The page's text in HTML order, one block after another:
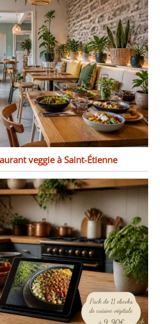
veggie à Saint-Étienne